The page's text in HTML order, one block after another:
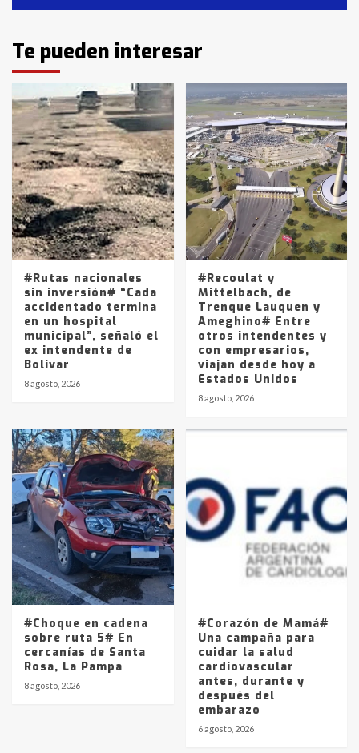
3
Identidad de los adolescentes
pampeanos que fueron
en la mañana del lunes
4
Accidente en Ruta 5: falleció un
joven de Trenque Lauquen
5
Los precios de los combustibles en
La Pampa, desde YPF hasta Axion
entre 857 a 1338 pesos
Te pueden interesar
#Rutas nacionales
sin inversión# “Cada
accidentado termina
en un hospital
municipal”, señaló el
ex intendente de
Bolívar
8 agosto, 2026
#Recoulat y
Mittelbach, de
Trenque Lauquen y
Ameghino# Entre
otros intendentes y
con empresarios,
viajan desde hoy a
Estados Unidos
8 agosto, 2026
#Choque en cadena
sobre ruta 5# En
cercanías de Santa
Rosa, La Pampa
8 agosto, 2026
#Corazón de Mamá#
Una campaña para
cuidar la salud
cardiovascular
antes, durante y
después del
embarazo
6 agosto, 2026